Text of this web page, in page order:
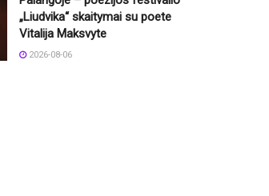
„Liudvika“ skaitymai su poete
Vitalija Maksvyte
2026-08-06